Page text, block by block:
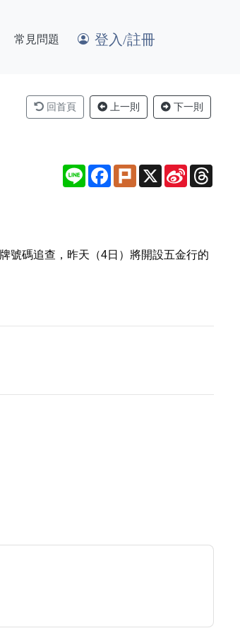
常見問題 登入/註冊
回首頁 上一則 下一則
Line Facebook
Plurk X
Sina
Weibo
號碼追查，昨天（4日）將開設五金行的